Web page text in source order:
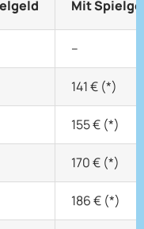
Mit
–
141 € (*)
155 € (*)
170 € (*)
186 € (*)